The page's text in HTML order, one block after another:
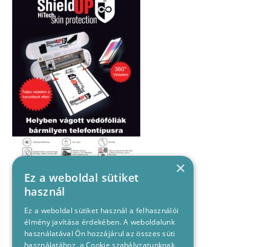
×
Ez a weboldal sütiket
használ
Ez a weboldal sütiket használ a felhasználói
élmény javítása érdekében. A weboldalunk
használatával Ön hozzájárul az összes süti
használatához, a Cookie szabályzatunknak